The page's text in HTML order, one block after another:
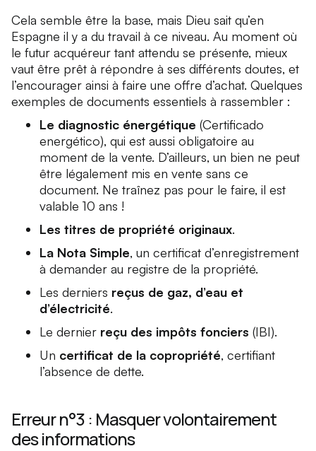
Cela semble être la base, mais Dieu sait qu’en
Espagne il y a du travail à ce niveau. Au moment où
le futur acquéreur tant attendu se présente, mieux
vaut être prêt à répondre à ses différents doutes, et
l’encourager ainsi à faire une offre d’achat. Quelques
exemples de documents essentiels à rassembler :
Le diagnostic énergétique (Certificado
energético), qui est aussi obligatoire au
moment de la vente. D’ailleurs, un bien ne peut
être légalement mis en vente sans ce
document. Ne traînez pas pour le faire, il est
valable 10 ans !
Les titres de propriété originaux.
La Nota Simple, un certificat d’enregistrement
à demander au registre de la propriété.
Les derniers reçus de gaz, d’eau et
d’électricité.
Le dernier reçu des impôts fonciers (IBI).
Un certificat de la copropriété, certifiant
l’absence de dette.
Erreur n°3 : Masquer volontairement
des informations